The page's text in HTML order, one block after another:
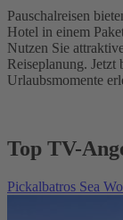
Pauschalreisen
Hotel in einem
Nutzen Sie
Reiseplanung.
Urlaubsmomente
Top TV-
Pickalbatros Sea